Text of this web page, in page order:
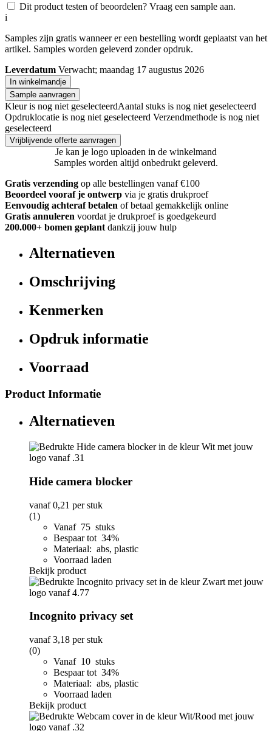
Dit product testen of beoordelen? Vraag een sample aan.
i
Samples zijn gratis wanneer er een bestelling wordt geplaatst van het
artikel. Samples worden geleverd zonder opdruk.
Leverdatum Verwacht; maandag 17 augustus 2026
In winkelmandje
Sample aanvragen
Kleur is nog niet geselecteerdAantal stuks is nog niet geselecteerd
Opdruklocatie is nog niet geselecteerd Verzendmethode is nog niet
geselecteerd
Vrijblijvende offerte aanvragen
Je kan je logo uploaden in de winkelmand
Samples worden altijd onbedrukt geleverd.
Gratis verzending op alle bestellingen vanaf €100
Beoordeel vooraf je ontwerp via je gratis drukproef
Eenvoudig achteraf betalen of betaal gemakkelijk online
Gratis annuleren voordat je drukproef is goedgekeurd
200.000+ bomen geplant dankzij jouw hulp
Alternatieven
Omschrijving
Kenmerken
Opdruk informatie
Voorraad
Product Informatie
Alternatieven
Hide camera blocker
vanaf0,21 per stuk
(1)
Vanaf 75 stuks
Bespaar tot 34%
Materiaal: abs, plastic
Voorraad laden
Bekijk product
Incognito privacy set
vanaf3,18 per stuk
(0)
Vanaf 10 stuks
Bespaar tot 34%
Materiaal: abs, plastic
Voorraad laden
Bekijk product